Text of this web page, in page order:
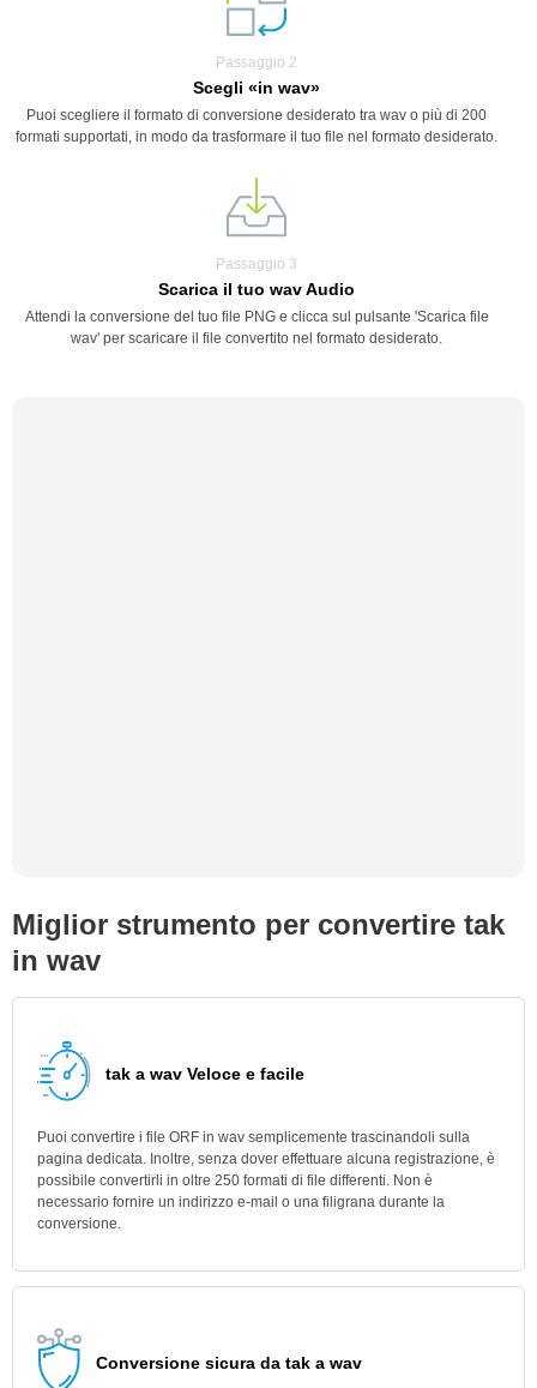
Passaggio 2
Scegli «in wav»
Puoi scegliere il formato di conversione desiderato tra wav o più di 200
formati supportati, in modo da trasformare il tuo file nel formato desiderato.
Passaggio 3
Scarica il tuo wav Audio
Attendi la conversione del tuo file PNG e clicca sul pulsante 'Scarica file
wav' per scaricare il file convertito nel formato desiderato.
Miglior strumento per convertire tak
in wav
tak a wav Veloce e facile
Puoi convertire i file ORF in wav semplicemente trascinandoli sulla
pagina dedicata. Inoltre, senza dover effettuare alcuna registrazione, è
possibile convertirli in oltre 250 formati di file differenti. Non è
necessario fornire un indirizzo e-mail o una filigrana durante la
conversione.
Conversione sicura da tak a wav